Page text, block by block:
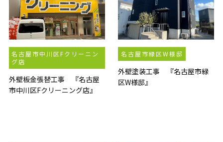
名古屋市中川区Fクリーニン
グ店
外壁板金張替工事 『名古屋
市中川区Fクリーニング店』
名古屋市緑区W様邸
外壁塗装工事 『名古屋市緑
区W様邸』